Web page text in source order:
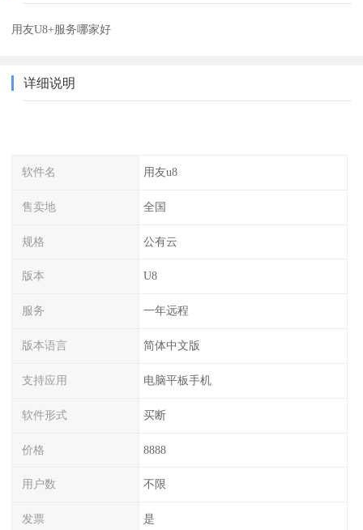
用友U8+服务哪家好
详细说明
软件名 用友u8
售卖地 全国
规格 公有云
版本 U8
服务 一年远程
版本语言 简体中文版
支持应用 电脑平板手机
软件形式 买断
价格 8888
用户数 不限
发票 是